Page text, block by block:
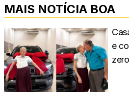
MAIS NOTÍCIA BOA
e